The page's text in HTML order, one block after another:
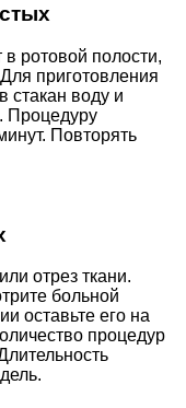
ротовой полости,
приготовления
стакан воду и
Процедуру
Повторять
отрез ткани.
больной
оставьте его на
процедур